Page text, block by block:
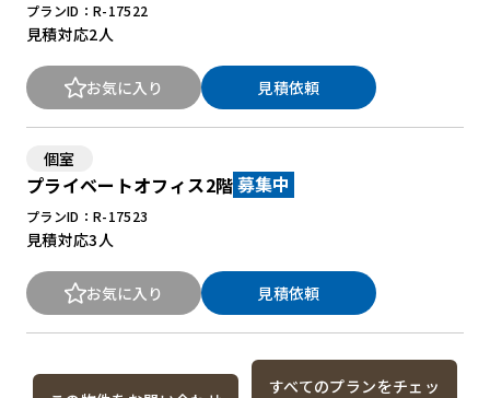
プランID：R-17522
見積対応2人
お気に入り 見積依頼
個室
プライベートオフィス2階 募集中
プランID：R-17523
見積対応3人
お気に入り 見積依頼
すべてのプランをチェッ